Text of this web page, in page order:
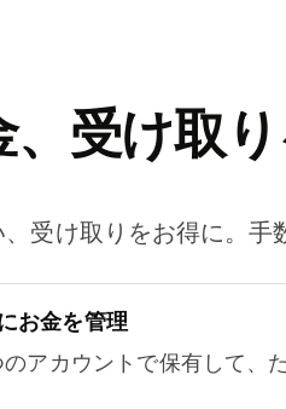
受け取
受け取りをお得に。手
お金を管理
アカウントで保有して、